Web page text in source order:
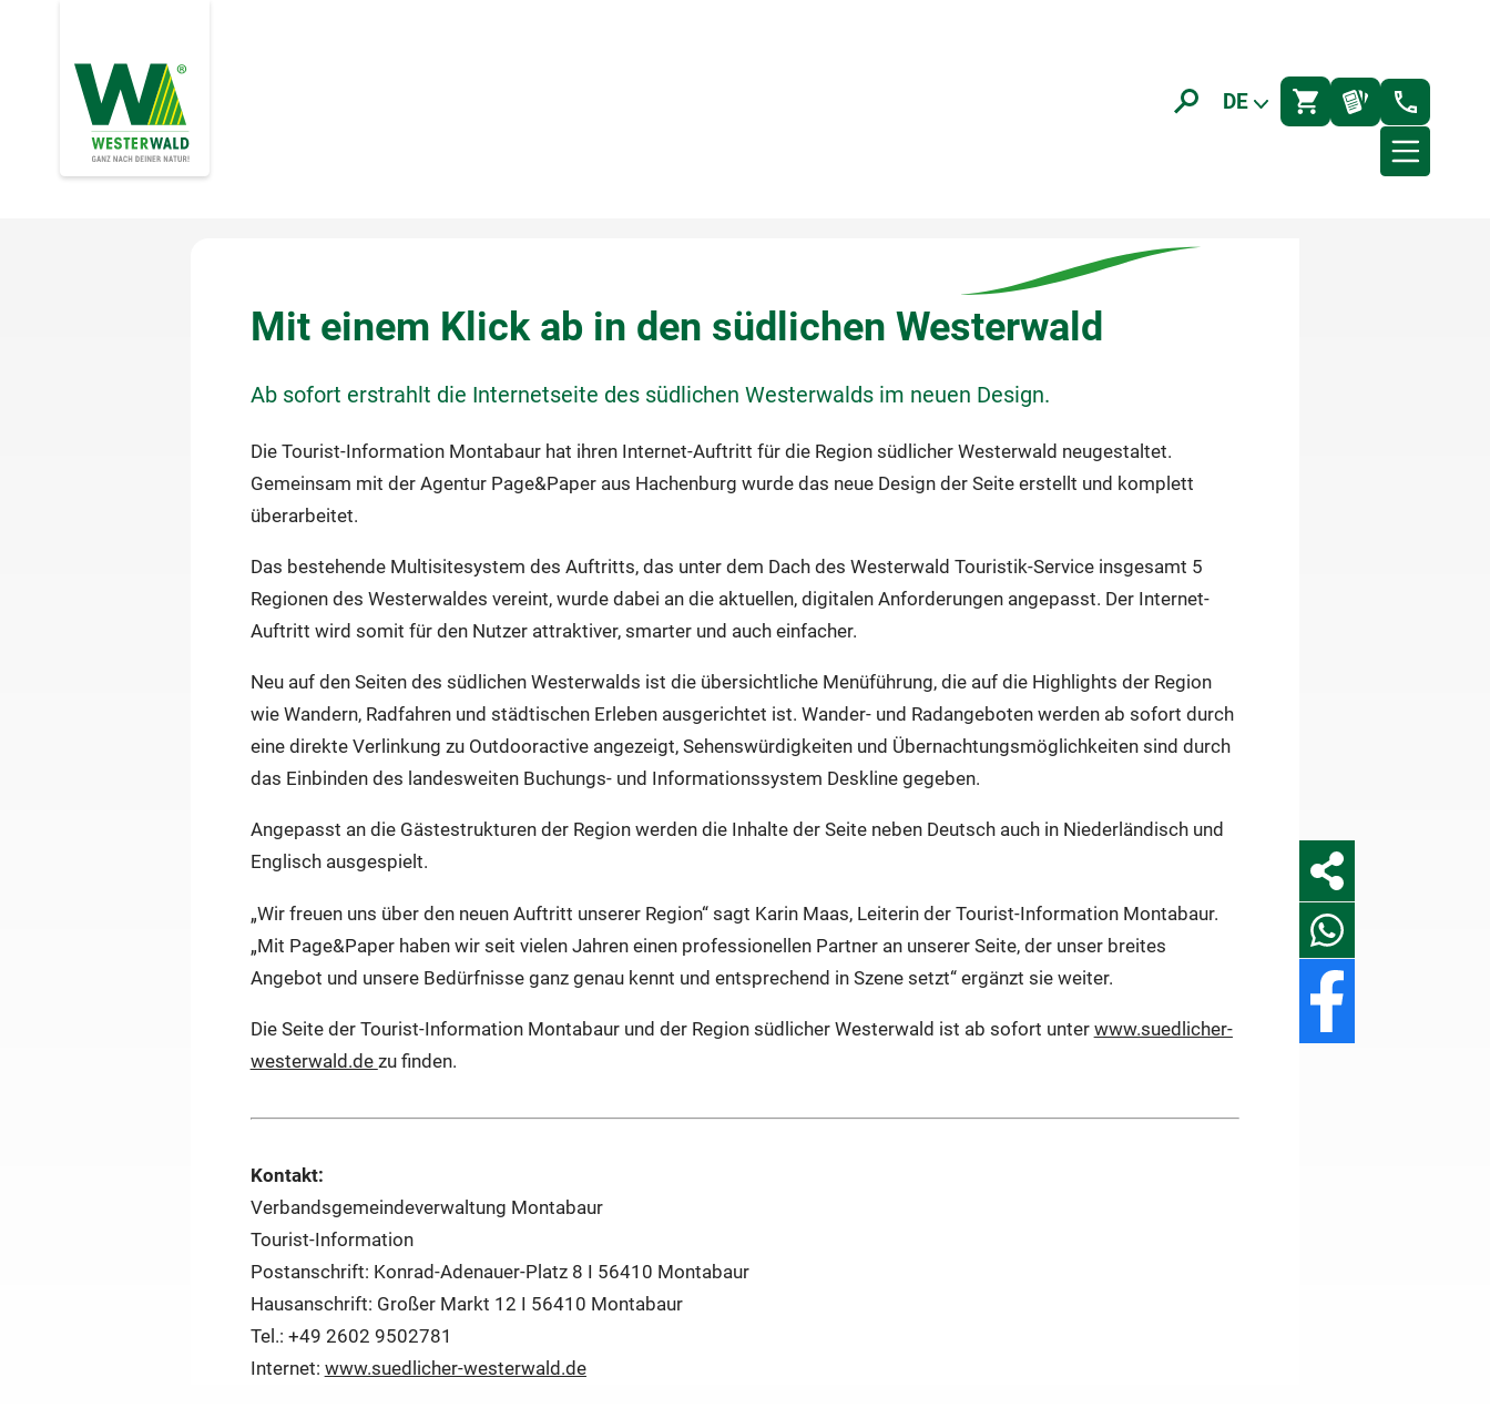
DE
Mit einem Klick ab in den südlichen Westerwald
Ab sofort erstrahlt die Internetseite des südlichen Westerwalds im neuen Design.
Die Tourist-Information Montabaur hat ihren Internet-Auftritt für die Region südlicher Westerwald neugestaltet.
Gemeinsam mit der Agentur Page&Paper aus Hachenburg wurde das neue Design der Seite erstellt und komplett
überarbeitet.
Das bestehende Multisitesystem des Auftritts, das unter dem Dach des Westerwald Touristik-Service insgesamt 5
Regionen des Westerwaldes vereint, wurde dabei an die aktuellen, digitalen Anforderungen angepasst. Der Internet-
Auftritt wird somit für den Nutzer attraktiver, smarter und auch einfacher.
Neu auf den Seiten des südlichen Westerwalds ist die übersichtliche Menüführung, die auf die Highlights der Region
wie Wandern, Radfahren und städtischen Erleben ausgerichtet ist. Wander- und Radangeboten werden ab sofort durch
eine direkte Verlinkung zu Outdooractive angezeigt, Sehenswürdigkeiten und Übernachtungsmöglichkeiten sind durch
das Einbinden des landesweiten Buchungs- und Informationssystem Deskline gegeben.
Angepasst an die Gästestrukturen der Region werden die Inhalte der Seite neben Deutsch auch in Niederländisch und
Englisch ausgespielt.
„Wir freuen uns über den neuen Auftritt unserer Region“ sagt Karin Maas, Leiterin der Tourist-Information Montabaur.
„Mit Page&Paper haben wir seit vielen Jahren einen professionellen Partner an unserer Seite, der unser breites
Angebot und unsere Bedürfnisse ganz genau kennt und entsprechend in Szene setzt“ ergänzt sie weiter.
Die Seite der Tourist-Information Montabaur und der Region südlicher Westerwald ist ab sofort unter www.suedlicher-
westerwald.de zu finden.
Kontakt:
Verbandsgemeindeverwaltung Montabaur
Tourist-Information
Postanschrift: Konrad-Adenauer-Platz 8 I 56410 Montabaur
Hausanschrift: Großer Markt 12 I 56410 Montabaur
Tel.: +49 2602 9502781
Internet: www.suedlicher-westerwald.de